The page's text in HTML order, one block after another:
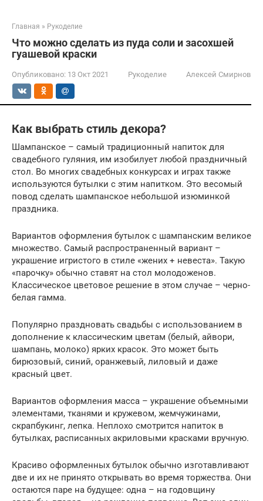
Главная » Рукоделие
Что можно сделать из пуда соли и засохшей
гуашевой краски
Опубликовано: 13 Окт 2021 Рукоделие Алексей Смирнов
Как выбрать стиль декора?
Шампанское – самый традиционный напиток для
свадебного гуляния, им изобилует любой праздничный
стол. Во многих свадебных конкурсах и играх также
используются бутылки с этим напитком. Это весомый
повод сделать шампанское небольшой изюминкой
праздника.
Вариантов оформления бутылок с шампанским великое
множество. Самый распространенный вариант –
украшение игристого в стиле «жених + невеста». Такую
«парочку» обычно ставят на стол молодоженов.
Классическое цветовое решение в этом случае – черно-
белая гамма.
Популярно праздновать свадьбы с использованием в
дополнение к классическим цветам (белый, айвори,
шампань, молоко) ярких красок. Это может быть
бирюзовый, синий, оранжевый, лиловый и даже
красный цвет.
Вариантов оформления масса – украшение объемными
элементами, тканями и кружевом, жемчужинами,
скрапбукинг, лепка. Неплохо смотрится напиток в
бутылках, расписанных акриловыми красками вручную.
Красиво оформленных бутылок обычно изготавливают
две и их не принято открывать во время торжества. Они
остаются паре на будущее: одна – на годовщину